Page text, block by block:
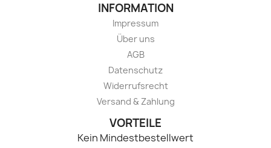
INFORMATION
Impressum
Über uns
AGB
Datenschutz
Widerrufsrecht
Versand & Zahlung
VORTEILE
Kein Mindestbestellwert